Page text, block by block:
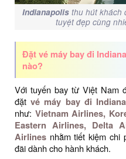
Indianapolisthu hút khách
tuyệt đẹp cùng
Đặt vé máy bay đi
nào?
Với tuyến bay từ Việt Nam
đặtvé máy bay đi
như: Vietnam Airlines,
Eastern Airlines, Delta
Airlines nhằm tiết kiệm chi
đãi dành cho hành khách.